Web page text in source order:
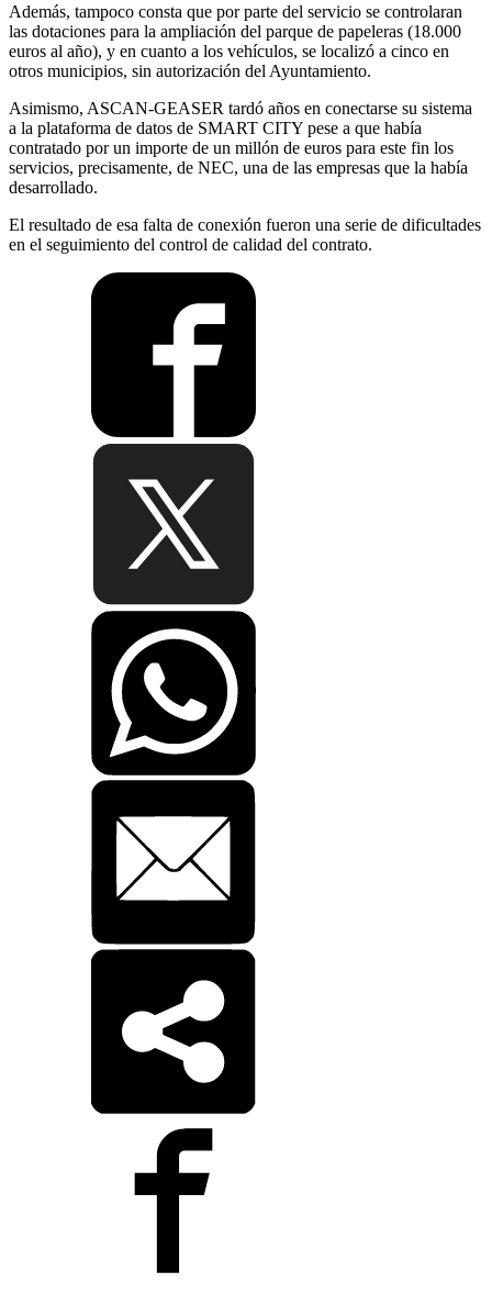
Además, tampoco consta que por parte del servicio se controlaran
las dotaciones para la ampliación del parque de papeleras (18.000
euros al año), y en cuanto a los vehículos, se localizó a cinco en
otros municipios, sin autorización del Ayuntamiento.
Asimismo, ASCAN-GEASER tardó años en conectarse su sistema
a la plataforma de datos de SMART CITY pese a que había
contratado por un importe de un millón de euros para este fin los
servicios, precisamente, de NEC, una de las empresas que la había
desarrollado.
El resultado de esa falta de conexión fueron una serie de dificultades
en el seguimiento del control de calidad del contrato.